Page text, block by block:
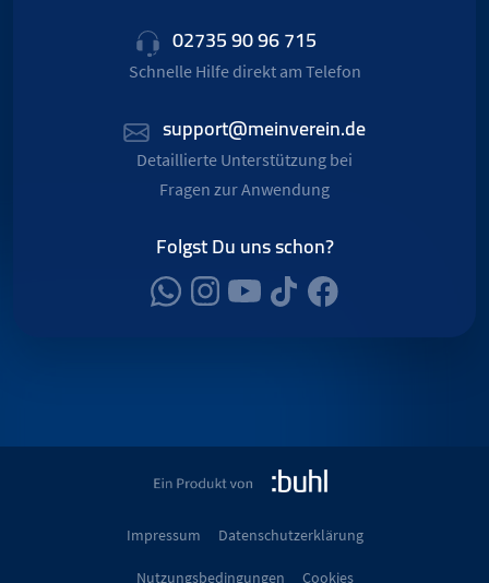
02735 90 96 715
Schnelle Hilfe direkt am Telefon
support@meinverein.de
Detaillierte Unterstützung bei
Fragen zur Anwendung
Folgst Du uns schon?
Impressum Datenschutzerklärung
Nutzungsbedingungen Cookies